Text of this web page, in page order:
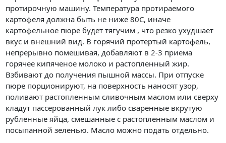
протирочную машину. Температура протираемого
картофеля должна быть не ниже 80С, иначе
картофельное пюре будет тягучим , что резко ухудшает
вкус и внешний вид. В горячий протертый картофель,
непрерывно помешивая, добавляют в 2-3 приема
горячее кипяченое молоко и растопленный жир.
Взбивают до получения пышной массы. При отпуске
пюре порционируют, на поверхность наносят узор,
поливают растопленным сливочным маслом или сверху
кладут пассерованный лук либо сваренные вкрутую
рубленные яйца, смешанные с растопленным маслом и
посыпанной зеленью. Масло можно подать отдельно.